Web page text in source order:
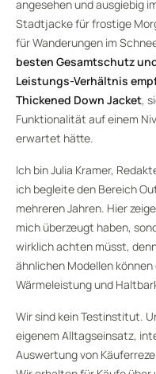
angesehen und ausgiebig
Stadtjacke für frostige
für Wanderungen im
besten Gesamtschutz
Leistungs-Verhältnis
Thickened Down Jacket,
Funktionalität auf einem
erwartet hätte.
Ich bin Julia Kramer,
ich begleite den Bereich
mehreren Jahren. Hier
mich überzeugt haben,
wirklich achten müsst,
ähnlichen Modellen
Wärmeleistung und
Wir sind kein Testinstitut.
eigenem Alltagseinsatz,
Auswertung von